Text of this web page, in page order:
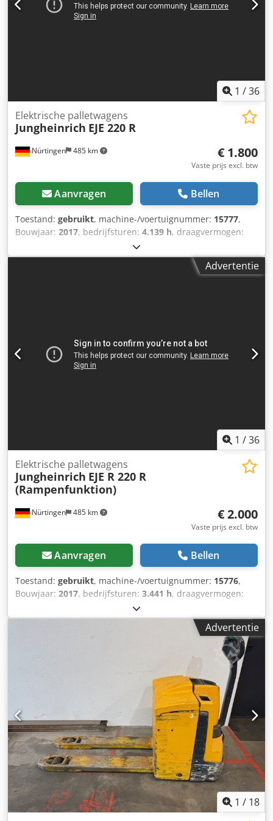
1 /36
Nürtingen 485 km
Elektrische palletwagens
Jungheinrich EJE 220 R
€ 1.800
Vaste prijs excl. btw
Aanvragen Bellen
Toestand: gebruikt, machine-/voertuignummer: 15777,
Bouwjaar: 2017, bedrijfsturen: 4.139 h, draagvermogen:
200 mm, ladingzwaartepunt:
mm, brandstoftype:elektrisch, masttype:overig,
1.150 mm, 4949986
Advertentie
1 /36
Nürtingen 485 km
Elektrische palletwagens
Jungheinrich EJE R 220 R
(Rampenfunktion)
€ 2.000
Vaste prijs excl. btw
Aanvragen Bellen
Toestand: gebruikt, machine-/voertuignummer: 15776,
Bouwjaar: 2017, bedrijfsturen: 3.441 h, draagvermogen:
, ladingzwaartepunt:600 mm
elektrisch, masttype:overig, bouwhoogte:1.340 mm,
, vorklengte: 1.200 mm
totaalgewicht:
, 4858488 Chodpfxsw R Ay Ho An Uja
Serienummer: 91620639 Accuspecificaties: 24 volt
Advertentie
1 / 18